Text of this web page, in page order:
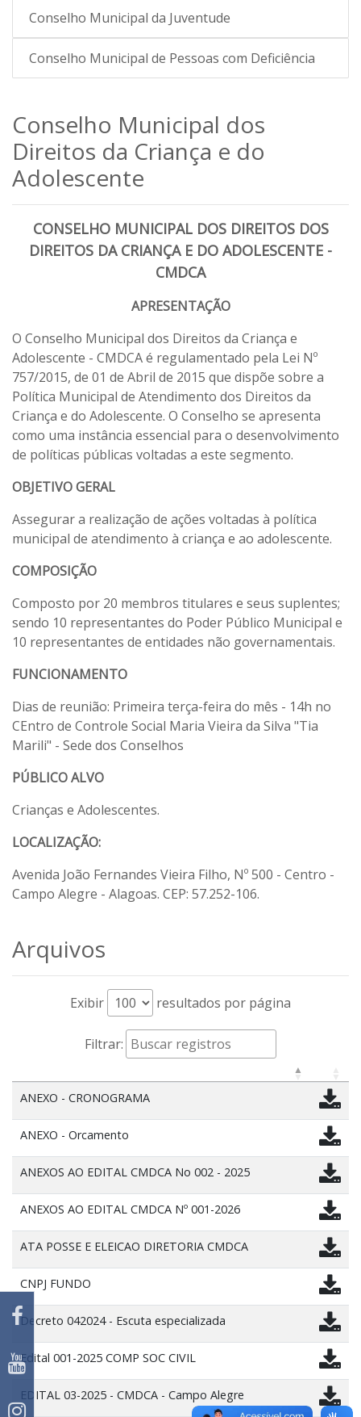
Conselho Municipal da Juventude
Conselho Municipal de Pessoas com Deficiência
Conselho Municipal dos
Direitos da Criança e do
Adolescente
CONSELHO MUNICIPAL DOS DIREITOS DOS
DIREITOS DA CRIANÇA E DO ADOLESCENTE -
CMDCA
APRESENTAÇÃO
O Conselho Municipal dos Direitos da Criança e
Adolescente - CMDCA é regulamentado pela Lei Nº
757/2015, de 01 de Abril de 2015 que dispõe sobre a
Política Municipal de Atendimento dos Direitos da
Criança e do Adolescente. O Conselho se apresenta
como uma instância essencial para o desenvolvimento
de políticas públicas voltadas a este segmento.
OBJETIVO GERAL
Assegurar a realização de ações voltadas à política
municipal de atendimento à criança e ao adolescente.
COMPOSIÇÃO
Composto por 20 membros titulares e seus suplentes;
sendo 10 representantes do Poder Público Municipal e
10 representantes de entidades não governamentais.
FUNCIONAMENTO
Dias de reunião: Primeira terça-feira do mês - 14h no
CEntro de Controle Social Maria Vieira da Silva "Tia
Marili" - Sede dos Conselhos
PÚBLICO ALVO
Crianças e Adolescentes.
LOCALIZAÇÃO:
Avenida João Fernandes Vieira Filho, Nº 500 - Centro -
Campo Alegre - Alagoas. CEP: 57.252-106.
Arquivos
Exibir resultados por página
Filtrar:
ANEXO - CRONOGRAMA
ANEXO - Orcamento
ANEXOS AO EDITAL CMDCA No 002 - 2025
ANEXOS AO EDITAL CMDCA Nº 001-2026
ATA POSSE E ELEICAO DIRETORIA CMDCA
CNPJ FUNDO
Decreto 042024 - Escuta especializada
Edital 001-2025 COMP SOC CIVIL
EDITAL 03-2025 - CMDCA - Campo Alegre